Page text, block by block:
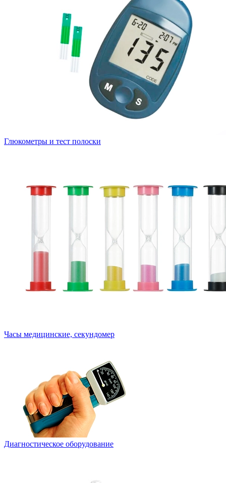
Глюкометры и тест полоски
Часы медицинские, секундомер
Диагностическое оборудование